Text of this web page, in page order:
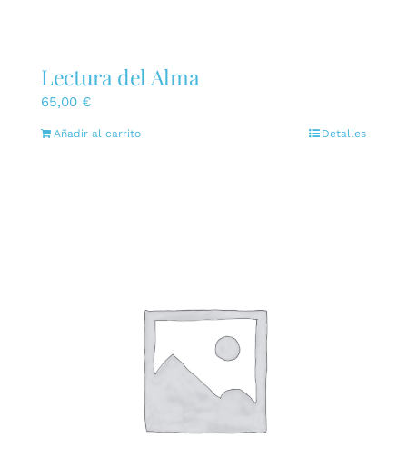
Lectura del Alma
65,00 €
Añadir al carrito Detalles